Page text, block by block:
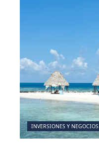
INVERSIONES Y NEGOCIOS